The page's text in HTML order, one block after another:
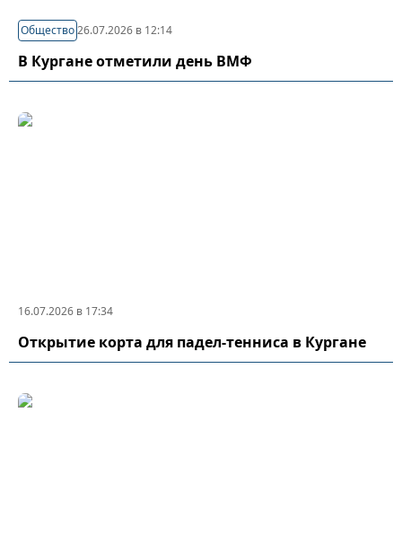
Общество26.07.2026 в 12:14
В Кургане отметили день ВМФ
16.07.2026 в 17:34
Открытие корта для падел-тенниса в Кургане